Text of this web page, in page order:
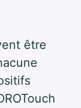
être